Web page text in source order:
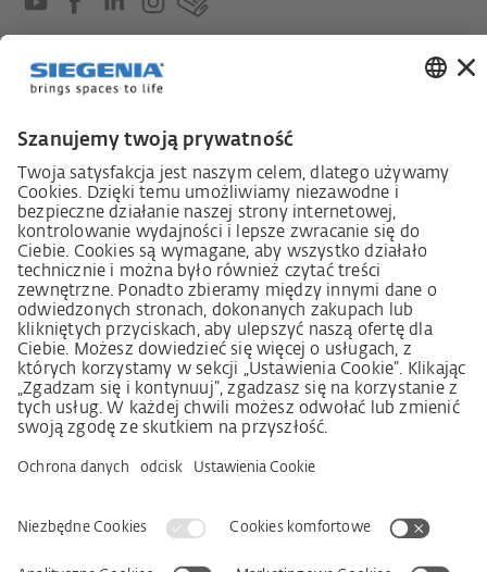
Ustawa o nadzorze nad łańcuchami dostaw
Kodeks postępowania dostawcy
Informacja dotycząca ustawy o należytej staranności
w łańcuchu dostaw (niem. LkSG)
Deklaracja zasad strategii w zakresie praw człowieka
Procedura składania skarg zgodnie z §§ 8, 9 ustawy o
należytej staranności w łańcuchu dostaw (niem. LkSG)
Imprint
OWS
Oświadczenie o ochronie danych osobowych
Informacja o realizowanej strategii podatkowej
Deklaracja dostępności